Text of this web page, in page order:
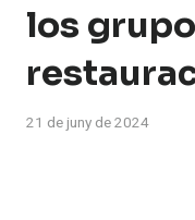
los
21 de juny de 2024